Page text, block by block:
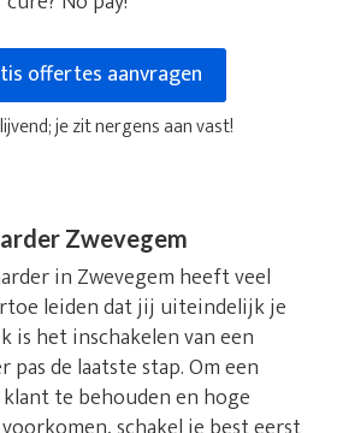
offertes aanvragen
je zit nergens aan vast!
Zwevegem
in Zwevegem heeft veel
leiden dat jij uiteindelijk je
het inschakelen van een
de laatste stap. Om een
te behouden en hoge